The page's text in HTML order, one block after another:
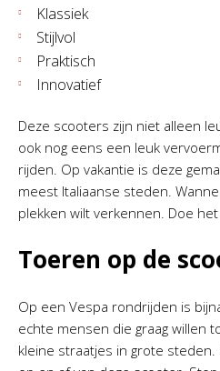
Klassiek
Stijlvol
Praktisch
Innovatief
Deze scooters zijn niet alleen
ook nog eens een leuk
rijden. Op vakantie is deze
meest Italiaanse steden.
plekken wilt verkennen. Doe
Toeren op de
Op een Vespa rondrijden is
echte mensen die graag willen
kleine straatjes in grote steden.